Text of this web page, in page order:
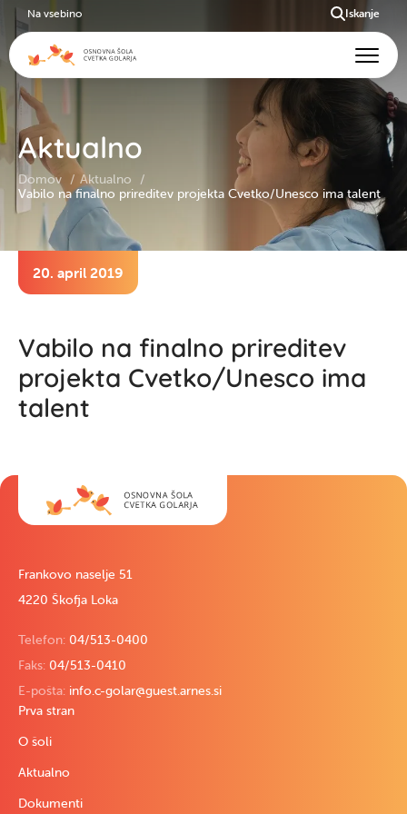
Aktualno
Domov
Aktualno
Vabilo na finalno prireditev projekta Cvetko/Unesco ima talent
20. april 2019
Vabilo na finalno prireditev
projekta Cvetko/Unesco ima
talent
Frankovo naselje 51
4220 Škofja Loka
Telefon: 04/513-0400
Faks: 04/513-0410
E-pošta: info.c-golar@guest.arnes.si
Prva stran
O šoli
Aktualno
Dokumenti
Na vsebino Iskanje